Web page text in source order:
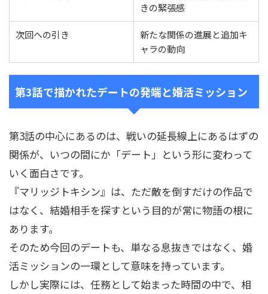
きの緊張感
次回への引き
新たな関係の進展と追加キ
ャラの動向
第3話で描かれたデートの発端と婚活ミッション
第3話の中心にあるのは、戦いの延長線上にあるはずの
関係が、いつの間にか「デート」という形に変わって
いく面白さです。
『マリッジトキシン』は、ただ敵を倒すだけの作品で
はなく、結婚相手を探すという目的が常に物語の根に
あります。
そのため今回のデートも、単なる息抜きではなく、婚
活ミッションの一環として意味を持っています。
しかし実際には、任務として始まった時間の中で、相